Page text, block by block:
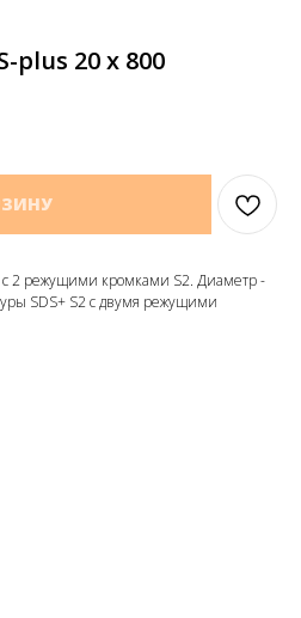
plus 20 х 800
с 2 режущими кромками S2. Диаметр -
SDS+ S2 с двумя режущими